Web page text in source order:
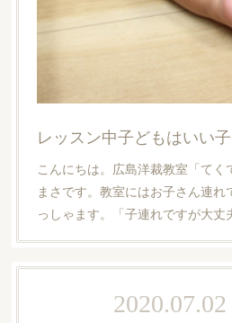
こんにちは。広島洋裁教室「て
まさです。教室にはお子さん連れ
っしゃます。「子連れですが大